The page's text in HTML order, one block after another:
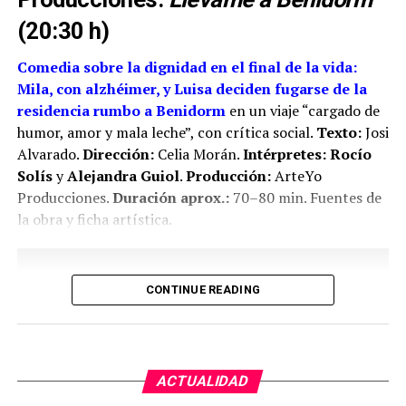
que generó la persecución de la festividad por parte de
la Iglesia.
El programa se completará el viernes 12 de
diciembre, a las 17:00 horas, con una actuación de
magia de Al Martin en la Plaza de Alvarado, que
llevará la ilusión de cerca al público de esta zona
del casco urbano.
PROGRAMA DE ACTOS DE DICIEMBRE
La agenda arranca el viernes 5 de diciembre con la II
Final del Torneo Interscolar de Ajedrez, que se
celebrará a partir de las 16:00 horas en la calle San
mismo día, a las 19:00 horas, la maestra
internacional Sabrina Vega ofrecerá una entrevista-
coloquio en el salón de actos de la Biblioteca
(20:30 h)
Comedia sobre la dignidad en el final de la vida:
Mila, con alzhéimer, y Luisa deciden fugarse de la
residencia rumbo a Benidorm en un viaje “cargado de
humor, amor y mala leche”, con crítica social. Texto:Josi
Alvarado.Dirección:Celia Morán.Intérpretes:Rocío
SolísyAlejandra Guiol.Producción:ArteYo
Producciones.Duración aprox.:70–80 min. Fuentes de
la obra y ficha artística.
CONTINUE READING
ACTUALIDAD